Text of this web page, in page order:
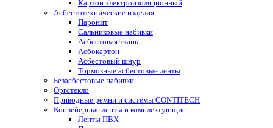
Картон электроизоляционный
Асбестотехнические изделия
Паронит
Сальниковые набивки
Асбестовая ткань
Асбокартон
Асбестовый шнур
Тормозные асбестовые ленты
Безасбестовые набивки
Оргстекло
Приводные ремни и системы CONTITECH
Конвейерные ленты и комплектующие
Ленты ПВХ